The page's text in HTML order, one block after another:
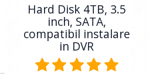
Hard Disk 4TB, 3.5
inch, SATA,
compatibil instalare
in DVR